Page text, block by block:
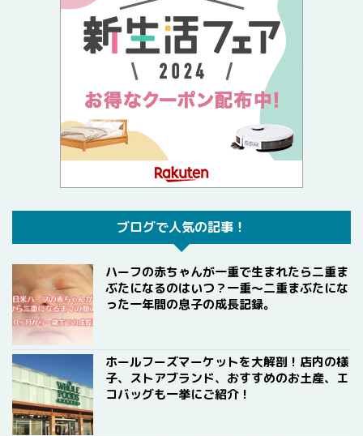
ブログで人気の記事！
ハーフの赤ちゃんが一重で生まれたら二重ま
ぶたになるのはいつ？一重〜二重まぶたにな
った一年間の息子の成長記録。
ホールフーズマーケットを大解剖！店内の様
子、ストアブランド、おすすめのお土産、エ
コバッグも一挙にご紹介！